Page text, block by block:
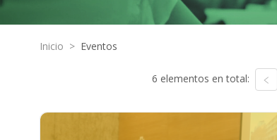
Inicio > Eventos
6 elementos en total: